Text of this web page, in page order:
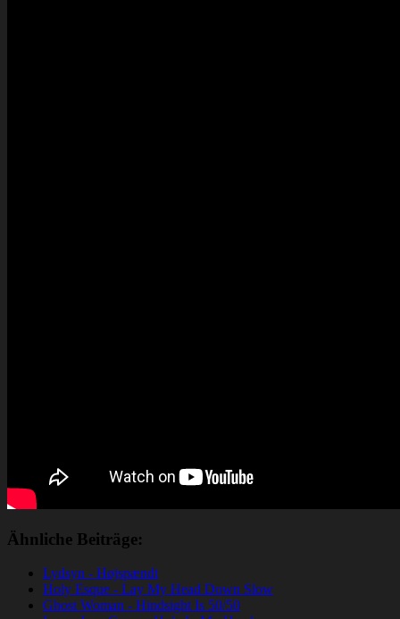
Ähnliche Beiträge:
Lydsyn - Højspændt
Holy Esque - Lay My Head Down Slow
Ghost Woman - Hindsight Is 50/50